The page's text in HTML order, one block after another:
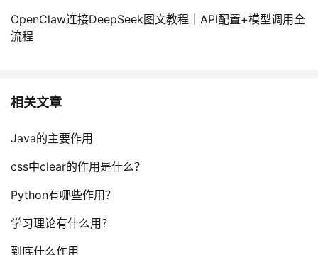
OpenClaw连接DeepSeek图文教程｜API配置+模型调用全
流程
相关文章
Java的主要作用
css中clear的作用是什么？
Python有哪些作用？
学习理论有什么用？
到底什么作用